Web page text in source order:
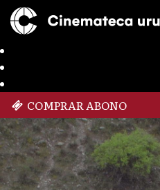
COMPRAR ABONO